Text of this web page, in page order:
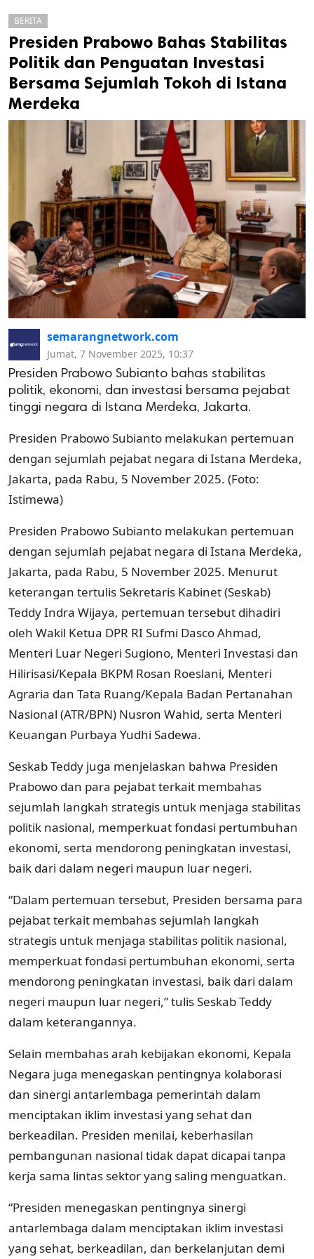
BERITA
Presiden Prabowo Bahas Stabilitas
Politik dan Penguatan Investasi
Bersama Sejumlah Tokoh di Istana
Merdeka
semarangnetwork.com
Jumat, 7 November 2025, 10:37
Presiden Prabowo Subianto bahas stabilitas
politik, ekonomi, dan investasi bersama pejabat
tinggi negara di Istana Merdeka, Jakarta.
Presiden Prabowo Subianto melakukan pertemuan
dengan sejumlah pejabat negara di Istana Merdeka,
Jakarta, pada Rabu, 5 November 2025. (Foto:
Istimewa)
Presiden Prabowo Subianto melakukan pertemuan
dengan sejumlah pejabat negara di Istana Merdeka,
Jakarta, pada Rabu, 5 November 2025. Menurut
keterangan tertulis Sekretaris Kabinet (Seskab)
Teddy Indra Wijaya, pertemuan tersebut dihadiri
oleh Wakil Ketua DPR RI Sufmi Dasco Ahmad,
Menteri Luar Negeri Sugiono, Menteri Investasi dan
Hilirisasi/Kepala BKPM Rosan Roeslani, Menteri
Agraria dan Tata Ruang/Kepala Badan Pertanahan
Nasional (ATR/BPN) Nusron Wahid, serta Menteri
Keuangan Purbaya Yudhi Sadewa.
Seskab Teddy juga menjelaskan bahwa Presiden
Prabowo dan para pejabat terkait membahas
sejumlah langkah strategis untuk menjaga stabilitas
politik nasional, memperkuat fondasi pertumbuhan
ekonomi, serta mendorong peningkatan investasi,
baik dari dalam negeri maupun luar negeri.
“Dalam pertemuan tersebut, Presiden bersama para
pejabat terkait membahas sejumlah langkah
strategis untuk menjaga stabilitas politik nasional,
memperkuat fondasi pertumbuhan ekonomi, serta
mendorong peningkatan investasi, baik dari dalam
negeri maupun luar negeri,” tulis Seskab Teddy
dalam keterangannya.
Selain membahas arah kebijakan ekonomi, Kepala
Negara juga menegaskan pentingnya kolaborasi
dan sinergi antarlembaga pemerintah dalam
menciptakan iklim investasi yang sehat dan
berkeadilan. Presiden menilai, keberhasilan
pembangunan nasional tidak dapat dicapai tanpa
kerja sama lintas sektor yang saling menguatkan.
“Presiden menegaskan pentingnya sinergi
antarlembaga dalam menciptakan iklim investasi
yang sehat, berkeadilan, dan berkelanjutan demi